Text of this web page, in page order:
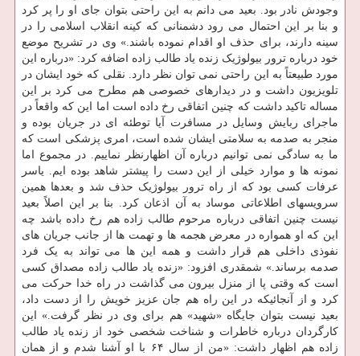
وجودش نادر بود. بعید می دانم به این راحتی بتوان جای او را پر کرد
و بنا بر این احتمال می رود دشمنانی که کینه انقلاب اسلامی را در
سینه دارند، برای حذف او اقدام نموده باشند.» وی در تشریح موضع
خود درباره ترور بیولوژیک زنده یاد طالب زاده اضافه کرد: «درباره این
مورد طبیعتاً به این راحتی نمی توان نظر دارد. نقلی که خود ایشان در
تلویزیون داشت و در دیدارهای خصوصی هم مطرح می کرد بر این
مساله تاکید داشت که چنین اتفاقی رخ داده است اما این که واقعاً در
ماجرای ربایش وسایل در مسافرت آیا توطئه ای در جریان بوده و
منجر به صدمه به سلامتی ایشان شده است، امری پزشکی است که
ما به سادگی نمی توانیم درباره آن اظهارنظر نماییم. در مجموع اما
نمونه ها و موارد خیلی از این دست را پیشتر شاهد بوده ایم. یاسر
عرفات کسی بود که از راه ترور بیولوژیک حذف شد و بعدها همین
سرویسهای اطلاعاتی موساد به آن اذعان کرد. بنا بر این اصلاً بعید
نیست چنین اتفاقی درباره مرحوم طالب زاده هم رخ داده باشد چه
این که او همواره در معرض هجمه ها و تهمت ها از جانب جریان های
نفوذی داخلی هم قرار داشت و همه این ها می تواند به یک فرد
صدمه برساند.» شمقدری افزود: «زنده یاد طالب زاده مصداق کسی
است که وقتی پا از منزل بیرون می گذاشت در راه خدا حرکت می
کرد و از آنجائیکه در این راه هم جان عزیز خویش را از دست داد،
بعید نیست بتوان جایگاه «شهید» هم برای وی در نظر گرفت.» این
کارگردان درباره خاطرات و شناخت شخصی خود از زنده یاد طالب
زاده هم اظهار داشت: «من از سال ۶۴ با او آشنا شدم و از همان